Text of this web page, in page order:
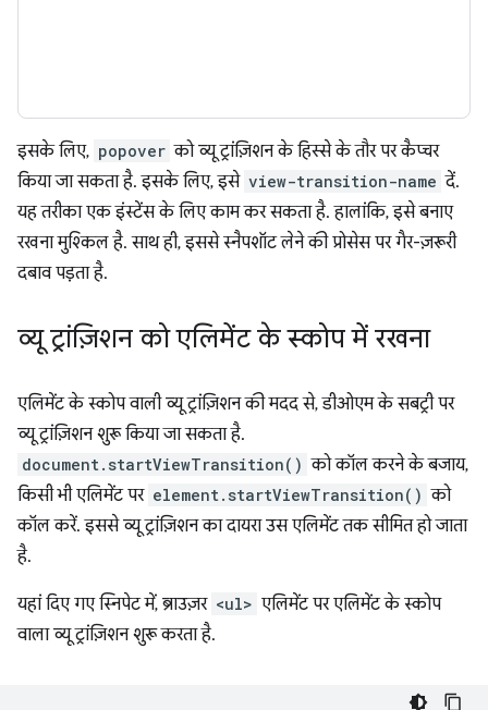
इसके लिए, popover को व्यू ट्रांज़िशन के हिस्से के तौर पर कैप्चर
किया जा सकता है. इसके लिए, इसे view-transition-name दें.
यह तरीका एक इंस्टेंस के लिए काम कर सकता है. हालांकि, इसे बनाए
रखना मुश्किल है. साथ ही, इससे स्नैपशॉट लेने की प्रोसेस पर गैर-ज़रूरी
दबाव पड़ता है.
व्यू ट्रांज़िशन को एलिमेंट के स्कोप में रखना
एलिमेंट के स्कोप वाली व्यू ट्रांज़िशन की मदद से, डीओएम के सबट्री पर
व्यू ट्रांज़िशन शुरू किया जा सकता है.
document.startViewTransition() को कॉल करने के बजाय,
किसी भी एलिमेंट पर element.startViewTransition() को
कॉल करें. इससे व्यू ट्रांज़िशन का दायरा उस एलिमेंट तक सीमित हो जाता
है.
यहां दिए गए स्निपेट में, ब्राउज़र <ul> एलिमेंट पर एलिमेंट के स्कोप
वाला व्यू ट्रांज़िशन शुरू करता है.